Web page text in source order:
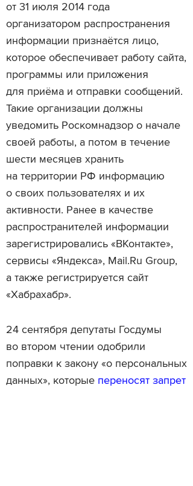
от 31 июля 2014 года
организатором распространения
информации признаётся лицо,
которое обеспечивает работу сайта,
программы или приложения
для приёма и отправки сообщений.
Такие организации должны
уведомить Роскомнадзор о начале
своей работы, а потом в течение
шести месяцев хранить
на территории РФ информацию
о своих пользователях и их
активности. Ранее в качестве
распространителей информации
зарегистрировались «ВКонтакте»,
сервисы «Яндекса», Mail.Ru Group,
а также регистрируется сайт
«Хабрахабр».
24 сентября депутаты Госдумы
во втором чтении одобрили
поправки к закону «о персональных
данных», которые переносят запрет